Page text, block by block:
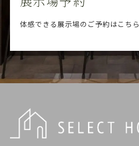
体感できる展示場のご予約はこちら